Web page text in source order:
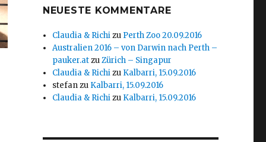
NEUESTE KOMMENTARE
Claudia & Richizu Perth Zoo 20.09.2016
Australien 2016 – von Darwin nach Perth –
pauker.atzuZürich – Singapur
Claudia & Richizu Kalbarri, 15.09.2016
stefanzu Kalbarri, 15.09.2016
Claudia & Richizu Kalbarri, 15.09.2016